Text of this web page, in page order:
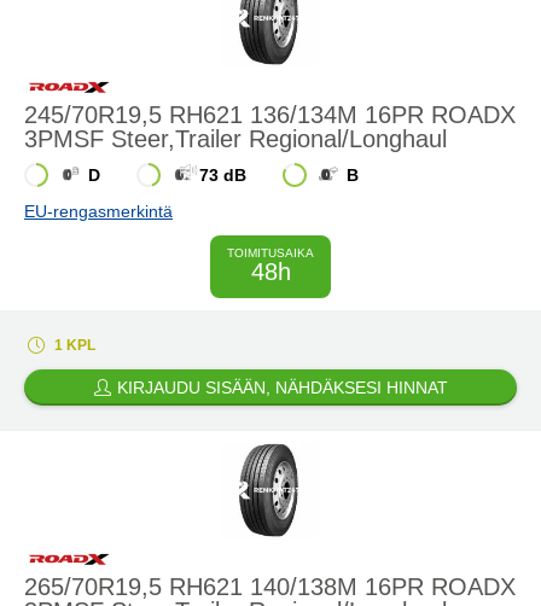
245/70R19,5 RH621 136/134M 16PR ROADX
3PMSF Steer,Trailer Regional/Longhaul
D 73 dB
B
EU-rengasmerkintä
TOIMITUSAIKA
48h
1 KPL
KIRJAUDU SISÄÄN, NÄHDÄKSESI HINNAT
265/70R19,5 RH621 140/138M 16PR ROADX